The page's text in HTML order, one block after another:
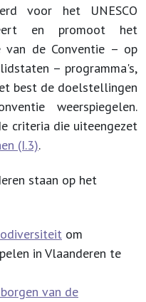
voor het UNESCO
en promoot het
van de Conventie – op
– programma's,
best de doelstellingen
weerspiegelen.
criteria die uiteengezet
(I.3).
staan op het
om
in Vlaanderen te
van de